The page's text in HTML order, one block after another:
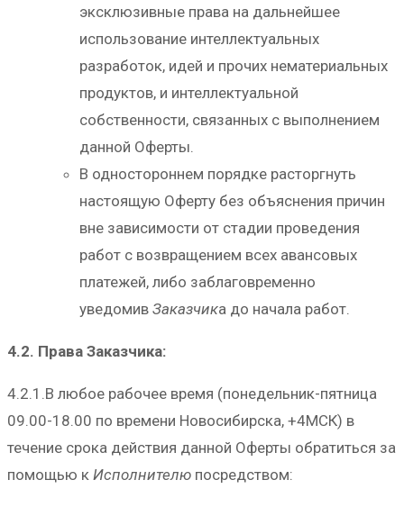
эксклюзивные права на дальнейшее
использование интеллектуальных
разработок, идей и прочих нематериальных
продуктов, и интеллектуальной
собственности, связанных с выполнением
данной Оферты.
В одностороннем порядке расторгнуть
настоящую Оферту без объяснения причин
вне зависимости от стадии проведения
работ с возвращением всех авансовых
платежей, либо заблаговременно
уведомив Заказчика до начала работ.
4.2. Права Заказчика:
4.2.1.В любое рабочее время (понедельник-пятница
09.00-18.00 по времени Новосибирска, +4МСК) в
течение срока действия данной Оферты обратиться за
помощью к Исполнителю посредством: